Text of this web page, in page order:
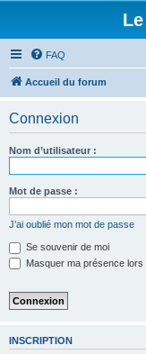
FAQ
Accueil du forum
Connexion
Nom d’utilisateur :
Mot de passe :
J’ai oublié mon mot de passe
Se souvenir de moi
Masquer ma présence
INSCRIPTION